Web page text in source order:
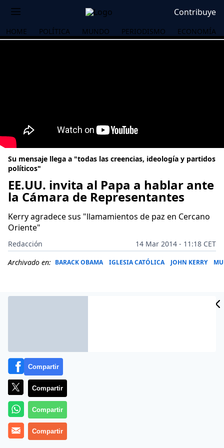
Contribuye
HOME POLÍTICA MUNDO PERIODISMO ECONOMÍA
Su mensaje llega a "todas las creencias, ideología y partidos
políticos"
EE.UU. invita al Papa a hablar ante
la Cámara de Representantes
Kerry agradece sus "llamamientos de paz en Cercano
Oriente"
Redacción
14 Mar 2014 - 11:18 CET
Archivado en: BARACK OBAMA IGLESIA CATÓLICA JOHN KERRY
Más información
Compartir
Compartir
Compartir
Compartir